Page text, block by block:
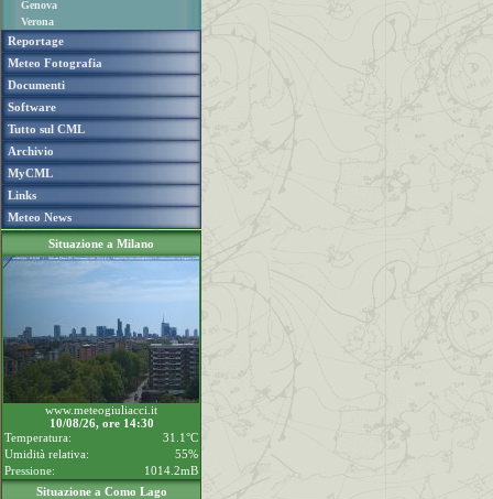
Genova
Verona
Reportage
Meteo Fotografia
Documenti
Software
Tutto sul CML
Archivio
MyCML
Links
Meteo News
Situazione a Milano
www.meteogiuliacci.it
10/08/26, ore 14:30
Temperatura:
31.1°C
Umidità relativa:
55%
Pressione:
1014.2mB
Situazione a Como Lago